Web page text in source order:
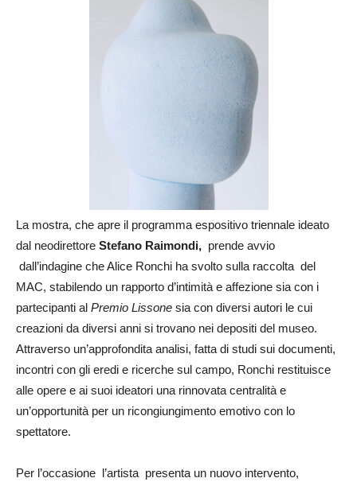
La mostra, che apre il programma espositivo triennale ideato
dal neodirettore Stefano Raimondi, prende avvio
dall’indagine che Alice Ronchi ha svolto sulla raccolta del
MAC, stabilendo un rapporto d’intimità e affezione sia con i
partecipanti al Premio Lissone sia con diversi autori le cui
creazioni da diversi anni si trovano nei depositi del museo.
Attraverso un’approfondita analisi, fatta di studi sui documenti,
incontri con gli eredi e ricerche sul campo, Ronchi restituisce
alle opere e ai suoi ideatori una rinnovata centralità e
un’opportunità per un ricongiungimento emotivo con lo
spettatore.
Per l’occasione l’artista presenta un nuovo intervento,